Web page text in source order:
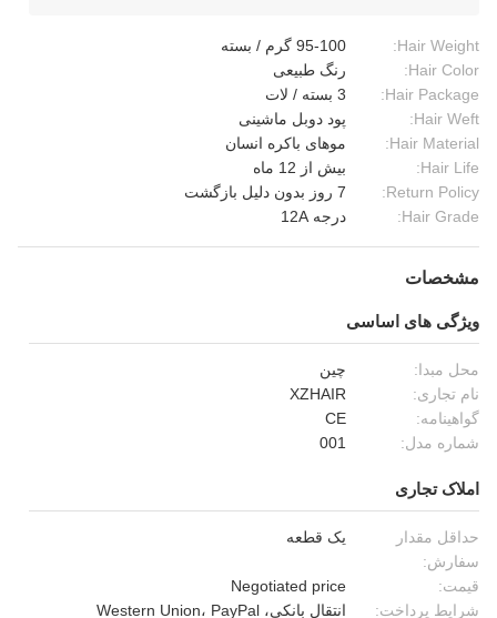
Hair Weight:
95-100 گرم / بسته
Hair Color:
رنگ طبیعی
Hair Package:
3 بسته / لات
Hair Weft:
پود دوبل ماشینی
Hair Material:
موهای باکره انسان
Hair Life:
بیش از 12 ماه
Return Policy:
7 روز بدون دلیل بازگشت
Hair Grade:
درجه 12A
مشخصات
ویژگی های اساسی
محل مبدا:
چین
نام تجاری:
XZHAIR
گواهینامه:
CE
شماره مدل:
001
املاک تجاری
حداقل مقدار
سفارش:
یک قطعه
قیمت:
Negotiated price
شرایط پرداخت:
انتقال بانکی، Western Union، PayPal